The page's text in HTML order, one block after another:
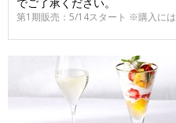
第1期販売：5/14スタート ※購入に